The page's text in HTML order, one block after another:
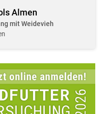
Almen
mit Weidevieh